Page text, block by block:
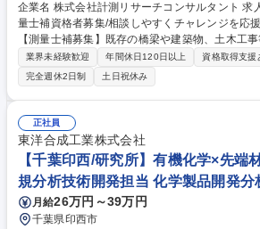
企業名 株式会社計測リサーチコンサルタント 求人名 【埼玉県八潮市】測
量士補資格者募集/相談しやすくチャレンジを応援する風土
【測量士補募集】既存の橋梁や建築物、土木工
破壊検査･試験･保全工事に関わる計測管理業務
モニタリングが業務7割近く占めます(実工事作業は含み
にOJTにて、現場対応しながら業務理解を深めて
業務に慣れたら、現場の現状及び今後の展開に
クしていきます。徐々に計測システムの開発や、
幅広く関わっていただきます（３Dスキャナー等
ど）。 ◎持ち前の知識を活かし、上流に対して
グができる点も当社の強みのひとつです◎ 募集職種 【埼玉県八潮市】測
量士補資格者募集/相談しやすくチャレンジを応
業界未経験歓迎 年間休日120日以上 資格取得支援
完全週休2日制
土日祝休み
正社員
東洋合成工業株式会社
【千葉印西/研究所】有機化学×先端
規分析技術開発担当 化学製品開発分
月給26万円～39万円
千葉県印西市